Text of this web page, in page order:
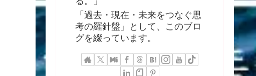
「過去・現在・未来をつなぐ思
考の羅針盤」として、このブロ
グを綴っています。